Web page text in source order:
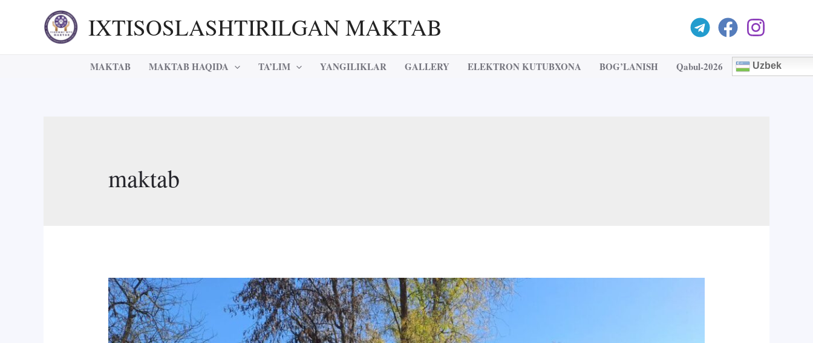
IXTISOSLASHTIRILGAN MAKTAB
MAKTAB MAKTAB HAQIDA TA’LIM YANGILIKLAR GALLERY ELEKTRON KUTUBXONA BOG’LANISH Qabul-2026 Uzbek
maktab